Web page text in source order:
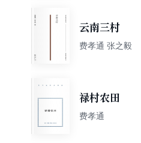
云南三村
费孝通 张之毅
禄村农田
费孝通